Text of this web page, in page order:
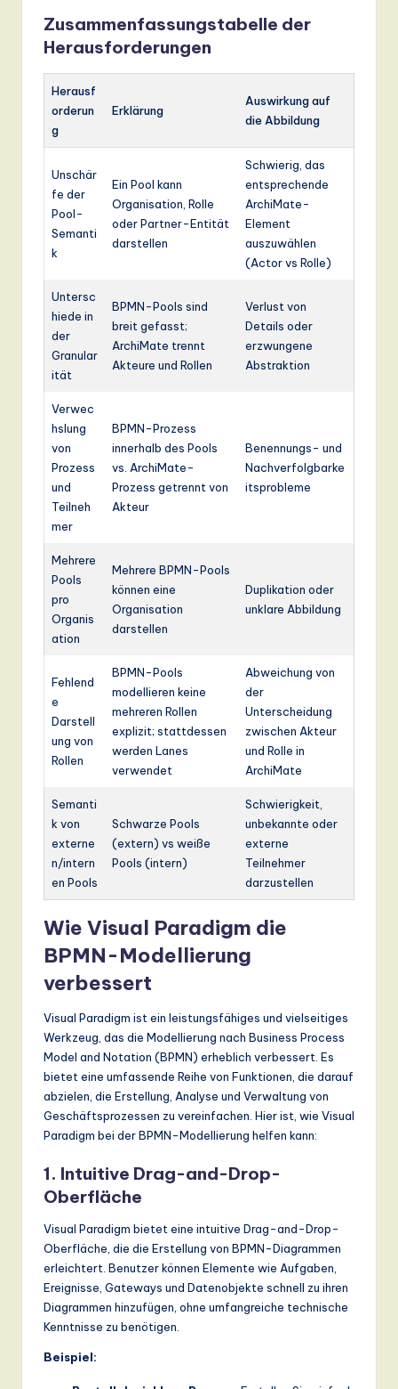
Zusammenfassungstabelle der
Herausforderungen
Herausf
orderun
g
Erklärung
Auswirkung auf
die Abbildung
Unschär
fe der
Pool-
Semanti
k
Ein Pool kann
Organisation, Rolle
oder Partner-Entität
darstellen
Schwierig, das
entsprechende
ArchiMate-
Element
auszuwählen
(Actor vs Rolle)
Untersc
hiede in
der
Granular
ität
BPMN-Pools sind
breit gefasst;
ArchiMate trennt
Akteure und Rollen
Verlust von
Details oder
erzwungene
Abstraktion
Verwec
hslung
von
Prozess
und
Teilneh
mer
BPMN-Prozess
innerhalb des Pools
vs. ArchiMate-
Prozess getrennt von
Akteur
Benennungs- und
Nachverfolgbarke
itsprobleme
Mehrere
Pools
pro
Organis
ation
Mehrere BPMN-Pools
können eine
Organisation
darstellen
Duplikation oder
unklare Abbildung
Fehlend
e
Darstell
ung von
Rollen
BPMN-Pools
modellieren keine
mehreren Rollen
explizit; stattdessen
werden Lanes
verwendet
Abweichung von
der
Unterscheidung
zwischen Akteur
und Rolle in
ArchiMate
Semanti
k von
externe
n/intern
en Pools
Schwarze Pools
(extern) vs weiße
Pools (intern)
Schwierigkeit,
unbekannte oder
externe
Teilnehmer
darzustellen
Wie Visual Paradigm die
BPMN-Modellierung
verbessert
Visual Paradigm ist ein leistungsfähiges und vielseitiges
Werkzeug, das die Modellierung nach Business Process
Model and Notation (BPMN) erheblich verbessert. Es
bietet eine umfassende Reihe von Funktionen, die darauf
abzielen, die Erstellung, Analyse und Verwaltung von
Geschäftsprozessen zu vereinfachen. Hier ist, wie Visual
Paradigm bei der BPMN-Modellierung helfen kann:
1. Intuitive Drag-and-Drop-
Oberfläche
Visual Paradigm bietet eine intuitive Drag-and-Drop-
Oberfläche, die die Erstellung von BPMN-Diagrammen
erleichtert. Benutzer können Elemente wie Aufgaben,
Ereignisse, Gateways und Datenobjekte schnell zu ihren
Diagrammen hinzufügen, ohne umfangreiche technische
Kenntnisse zu benötigen.
Beispiel: